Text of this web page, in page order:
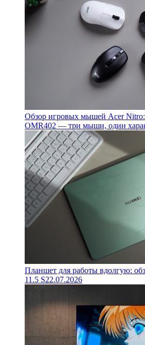
Обзор игровых мышей Acer
OMR402 — три мыши, один
Планшет для работы вдолгую:
11.5 S22.07.2026